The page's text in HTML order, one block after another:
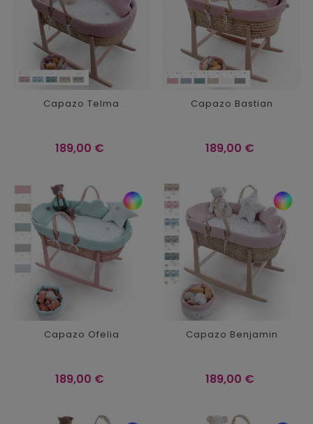
Capazo Telma
Precio
189,00 €
Capazo Bastian
Precio
189,00 €
Capazo Ofelia
Precio
189,00 €
Capazo Benjamin
Precio
189,00 €